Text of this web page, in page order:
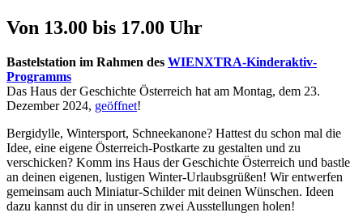
Von 13.00 bis 17.00 Uhr
Bastelstation im Rahmen des WIENXTRA-Kinderaktiv-
Programms
Das Haus der Geschichte Österreich hat am Montag, dem 23.
Dezember 2024, geöffnet!
Bergidylle, Wintersport, Schneekanone? Hattest du schon mal die
Idee, eine eigene Österreich-Postkarte zu gestalten und zu
verschicken? Komm ins Haus der Geschichte Österreich und bastle
an deinen eigenen, lustigen Winter-Urlaubsgrüßen! Wir entwerfen
gemeinsam auch Miniatur-Schilder mit deinen Wünschen. Ideen
dazu kannst du dir in unseren zwei Ausstellungen holen!